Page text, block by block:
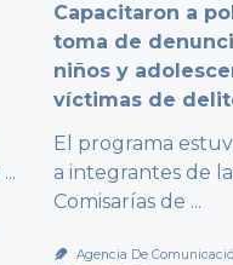
...
Capacitaron a
toma de
niños y
víctimas de
El programa
a integrantes de
Comisarías de ...
Agencia De